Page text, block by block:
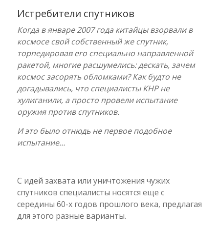
Истребители спутников
Когда в январе 2007 года китайцы взорвали в
космосе свой собственный же спутник,
торпедировав его специально направленной
ракетой, многие расшумелись: дескать, зачем
космос засорять обломками? Как будто не
догадывались, что специалисты КНР не
хулиганили, а просто провели испытание
оружия против спутников.
И это было отнюдь не первое подобное
испытание…
С идей захвата или уничтожения чужих
спутников специалисты носятся еще с
середины 60-х годов прошлого века, предлагая
для этого разные варианты.